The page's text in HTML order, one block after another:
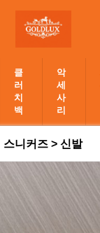
클
러
치
백
악
세
사
리
니커즈 > 신발